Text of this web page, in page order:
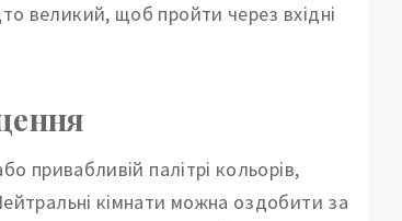
великий, щоб пройти через вхідні
привабливій палітрі кольорів,
кімнати можна оздобити за